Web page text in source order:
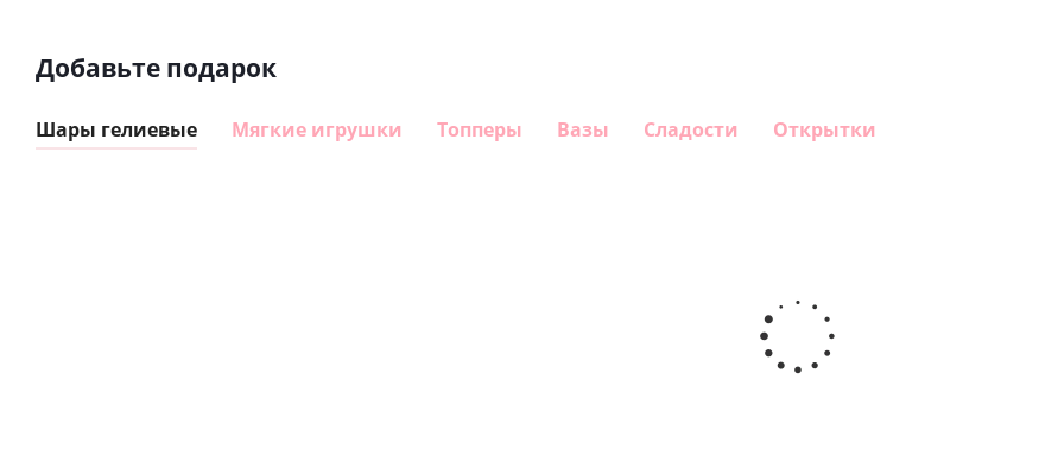
Добавьте подарок
Шары гелиевые Мягкие игрушки Топперы Вазы Сладости Открытки
гелиевый
цифра 4
(40х102